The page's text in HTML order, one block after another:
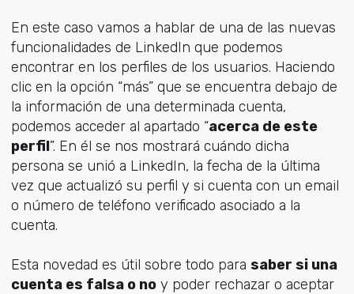
En este caso vamos a hablar de una de las nuevas
funcionalidades de LinkedIn que podemos
encontrar en los perfiles de los usuarios. Haciendo
clic en la opción “más” que se encuentra debajo de
la información de una determinada cuenta,
podemos acceder al apartado “acerca de este
perfil”. En él se nos mostrará cuándo dicha
persona se unió a LinkedIn, la fecha de la última
vez que actualizó su perfil y si cuenta con un email
o número de teléfono verificado asociado a la
cuenta.
Esta novedad es útil sobre todo para saber si una
cuenta es falsa o noy poder rechazar o aceptar